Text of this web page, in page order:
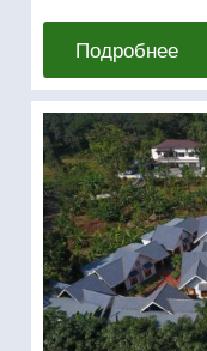
Подробнее